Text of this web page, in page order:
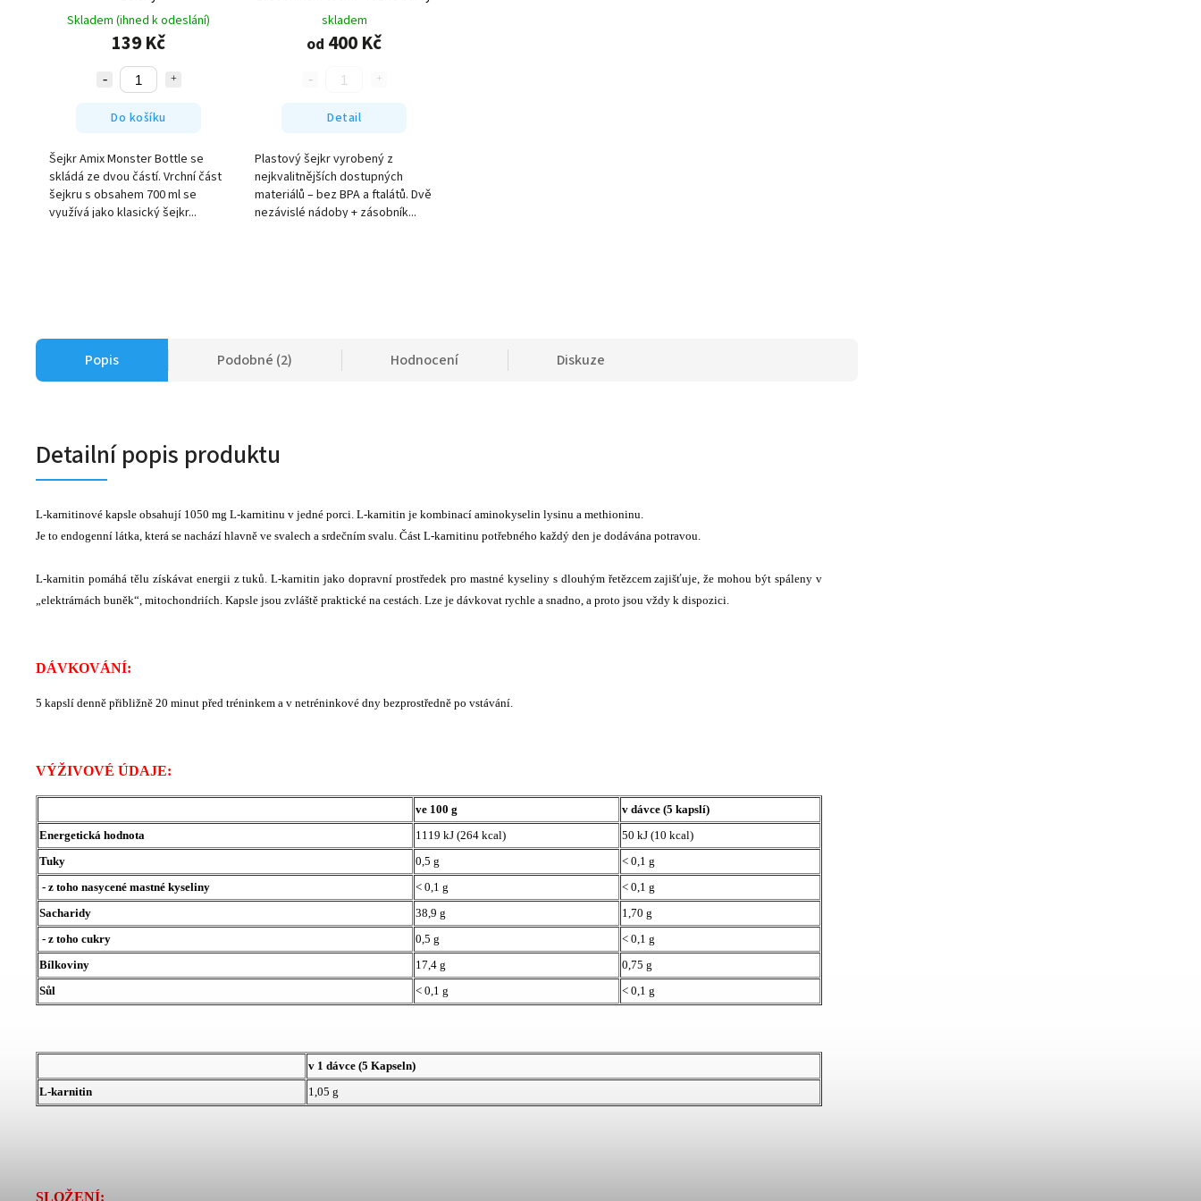
Skladem (ihned k odeslání)
139 Kč
Do košíku
Šejkr Amix Monster Bottle se
skládá ze dvou částí. Vrchní část
šejkru s obsahem 700 ml se
využívá jako klasický šejkr...
skladem
od 400 Kč
Detail
Plastový šejkr vyrobený z
nejkvalitnějších dostupných
materiálů – bez BPA a ftalátů. Dvě
nezávislé nádoby + zásobník...
Popis Podobné (2) Hodnocení Diskuze
Detailní popis produktu
L-karnitinové kapsle obsahují 1050 mg L-karnitinu v jedné porci. L-karnitin je kombinací aminokyselin lysinu a methioninu.
Je to endogenní látka, která se nachází hlavně ve svalech a srdečním svalu. Část L-karnitinu potřebného každý den je dodávána potravou.
L-karnitin pomáhá tělu získávat energii z tuků. L-karnitin jako dopravní prostředek pro mastné kyseliny s dlouhým řetězcem zajišťuje, že mohou být spáleny v
„elektrárnách buněk“, mitochondriích. Kapsle jsou zvláště praktické na cestách. Lze je dávkovat rychle a snadno, a proto jsou vždy k dispozici.
DÁVKOVÁNÍ:
5 kapslí denně přibližně 20 minut před tréninkem a v netréninkové dny bezprostředně po vstávání.
VÝŽIVOVÉ ÚDAJE:
ve 100 g
v dávce (5 kapslí)
Energetická hodnota
1119 kJ (264 kcal)
50 kJ (10 kcal)
Tuky
0,5 g
< 0,1 g
- z toho nasycené mastné kyseliny
< 0,1 g
< 0,1 g
Sacharidy
38,9 g
1,70 g
- z toho cukry
0,5 g
< 0,1 g
Bílkoviny
17,4 g
0,75 g
Sůl
< 0,1 g < 0,1 g
v 1 dávce (5 Kapseln)
L-karnitin
1,05 g
SLOŽENÍ: